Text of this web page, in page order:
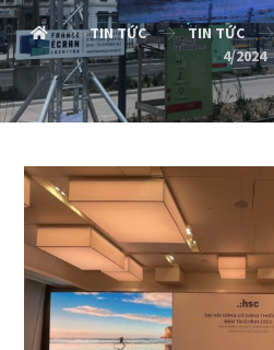
TIN TỨC TIN TỨC
4/2024